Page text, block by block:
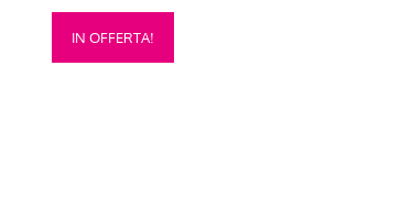
IN OFFERTA!
Questo
prodotto